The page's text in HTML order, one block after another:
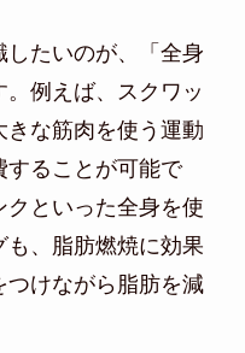
したいのが、「全身
例えば、スクワッ
きな筋肉を使う運動
することが可能で
といった全身を使
も、脂肪燃焼に効果
つけながら脂肪を減